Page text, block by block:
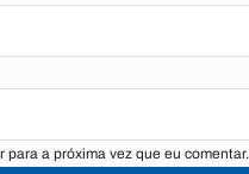
a próxima vez que eu comentar.